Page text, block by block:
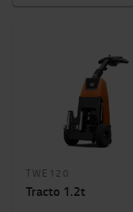
Echipament
Capacitate
TWE120
Tracto 1.2t